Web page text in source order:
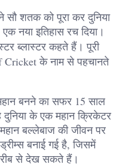
सौ शतक को पूरा कर दुनिया
नया इतिहास रच दिया।
ब्लास्टर कहते हैं। पूरी
Cricket के नाम से पहचानते
बनने का सफर 15 साल
के एक महान क्रिकेटर
बल्लेबाज की जीवन पर
बनाई गई है, जिसमें
से देख सकते हैं।